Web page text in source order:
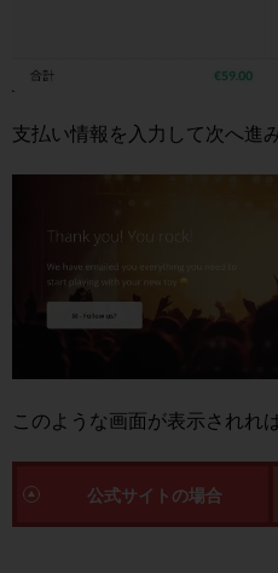
支払い情報を入力して次へ進み
このような画面が表示されれ
公式サイトの場合